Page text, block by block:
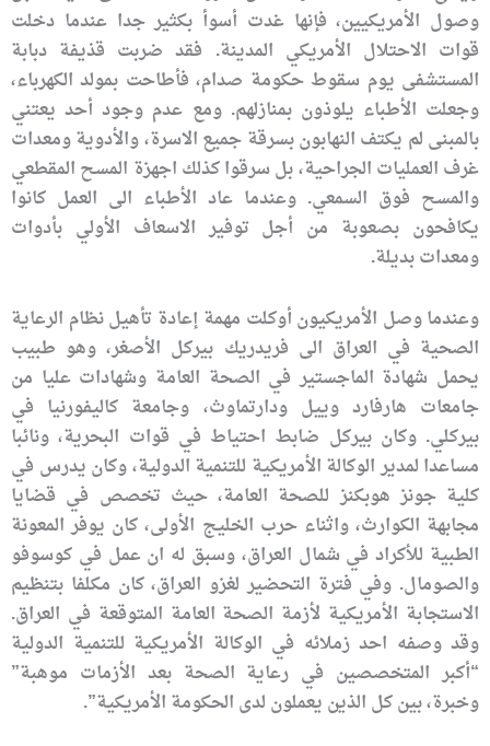
وصول الأمريكيين، فإنها غدت أسوأ بكثير جدا عندما دخلت
قوات الاحتلال الأمريكي المدينة. فقد ضربت قذيفة دبابة
المستشفى يوم سقوط حكومة صدام، فأطاحت بمولد الكهرباء،
وجعلت الأطباء يلوذون بمنازلهم. ومع عدم وجود أحد يعتني
بالمبنى لم يكتف النهابون بسرقة جميع الاسرة، والأدوية ومعدات
غرف العمليات الجراحية، بل سرقوا كذلك اجهزة المسح المقطعي
والمسح فوق السمعي. وعندما عاد الأطباء الى العمل كانوا
يكافحون بصعوبة من أجل توفير الاسعاف الأولي بأدوات
ومعدات بديلة.
وعندما وصل الأمريكيون أوكلت مهمة إعادة تأهيل نظام الرعاية
الصحية في العراق الى فريدريك بيركل الأصغر، وهو طبيب
يحمل شهادة الماجستير في الصحة العامة وشهادات عليا من
جامعات هارفارد وييل ودارتماوث، وجامعة كاليفورنيا في
بيركلي. وكان بيركل ضابط احتياط في قوات البحرية، ونائبا
مساعدا لمدير الوكالة الأمريكية للتنمية الدولية، وكان يدرس في
كلية جونز هوبكنز للصحة العامة، حيث تخصص في قضايا
مجابهة الكوارث، واثناء حرب الخليج الأولى، كان يوفر المعونة
الطبية للأكراد في شمال العراق، وسبق له ان عمل في كوسوفو
والصومال. وفي فترة التحضير لغزو العراق، كان مكلفا بتنظيم
الاستجابة الأمريكية لأزمة الصحة العامة المتوقعة في العراق.
وقد وصفه احد زملائه في الوكالة الأمريكية للتنمية الدولية
“أكبر المتخصصين في رعاية الصحة بعد الأزمات موهبة”
وخبرة، بين كل الذين يعملون لدى الحكومة الأمريكية”.